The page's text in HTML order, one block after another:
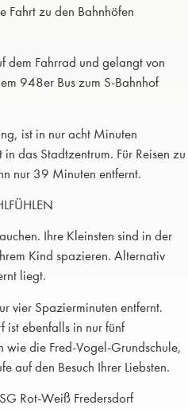
Fahrt zu den Bahnhöfen
dem Fahrrad und gelangt von
948er Bus zum S-Bahnhof
ist in nur acht Minuten
das Stadtzentrum. Für Reisen zu
nur 39 Minuten entfernt.
Ihre Kleinsten sind in der
Kind spazieren. Alternativ
liegt.
vier Spazierminuten entfernt.
ist ebenfalls in nur fünf
wie die Fred-Vogel-Grundschule,
auf den Besuch Ihrer Liebsten.
Rot-Weiß Fredersdorf